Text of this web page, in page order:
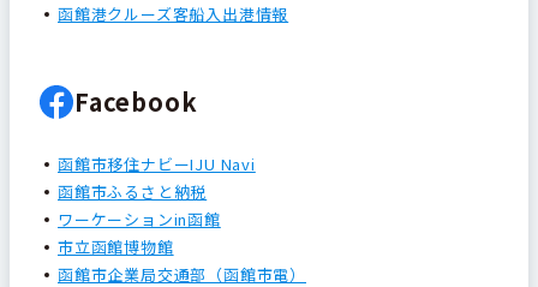
函館港クルーズ客船入出港情報
Facebook
函館市移住ナビーIJU Navi
函館市ふるさと納税
ワーケーションin函館
市立函館博物館
函館市企業局交通部（函館市電）